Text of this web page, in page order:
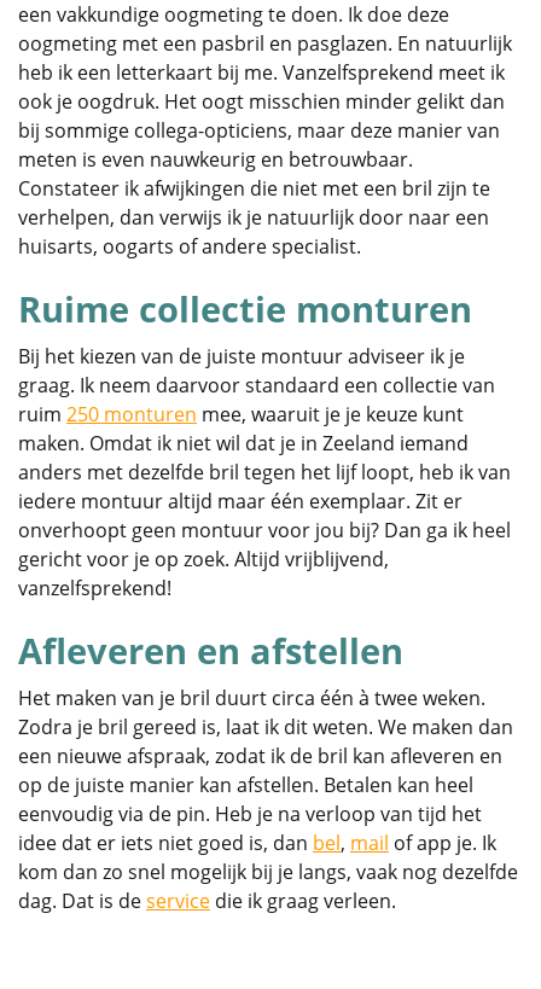
een vakkundige oogmeting te doen. Ik doe deze
oogmeting met een pasbril en pasglazen. En natuurlijk
heb ik een letterkaart bij me. Vanzelfsprekend meet ik
ook je oogdruk. Het oogt misschien minder gelikt dan
bij sommige collega-opticiens, maar deze manier van
meten is even nauwkeurig en betrouwbaar.
Constateer ik afwijkingen die niet met een bril zijn te
verhelpen, dan verwijs ik je natuurlijk door naar een
huisarts, oogarts of andere specialist.
Ruime collectie monturen
Bij het kiezen van de juiste montuur adviseer ik je
graag. Ik neem daarvoor standaard een collectie van
ruim 250 monturen mee, waaruit je je keuze kunt
maken. Omdat ik niet wil dat je in Zeeland iemand
anders met dezelfde bril tegen het lijf loopt, heb ik van
iedere montuur altijd maar één exemplaar. Zit er
onverhoopt geen montuur voor jou bij? Dan ga ik heel
gericht voor je op zoek. Altijd vrijblijvend,
vanzelfsprekend!
Afleveren en afstellen
Het maken van je bril duurt circa één à twee weken.
Zodra je bril gereed is, laat ik dit weten. We maken dan
een nieuwe afspraak, zodat ik de bril kan afleveren en
op de juiste manier kan afstellen. Betalen kan heel
eenvoudig via de pin. Heb je na verloop van tijd het
idee dat er iets niet goed is, dan bel, mail of app je. Ik
kom dan zo snel mogelijk bij je langs, vaak nog dezelfde
dag. Dat is deservice die ik graag verleen.